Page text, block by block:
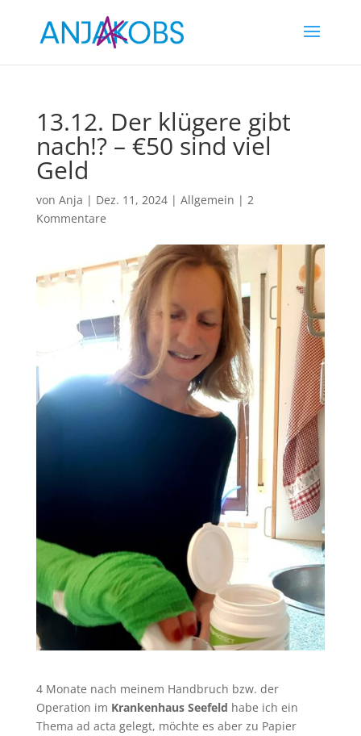
13.12. Der klügere gibt
nach!? – €50 sind viel
Geld
von Anja | Dez. 11, 2024| Allgemein | 2
Kommentare
4 Monate nach meinem Handbruch bzw. der
Operation im Krankenhaus Seefeld habe ich ein
Thema ad acta gelegt, möchte es aber zu Papier